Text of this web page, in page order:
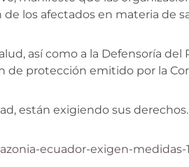
los afectados en materia de
así como a la Defensoría del
protección emitido por la
están exigiendo sus
ecuador-exigen-medidas-